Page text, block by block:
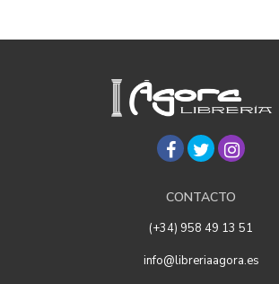
CONTACTO
(+34) 958 49 13 51
info@libreriaagora.es